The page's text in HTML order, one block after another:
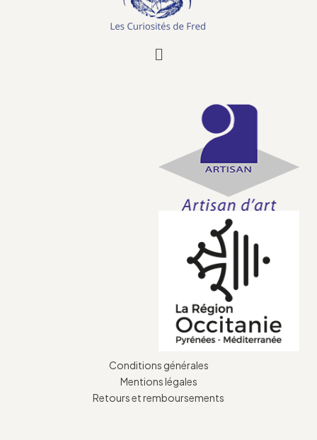
Conditions générales
Mentions légales
Retours et remboursements